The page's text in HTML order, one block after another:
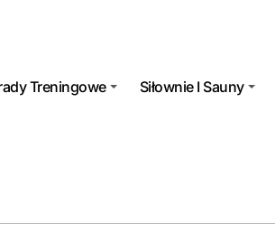
Treningowe Siłownie I Sauny